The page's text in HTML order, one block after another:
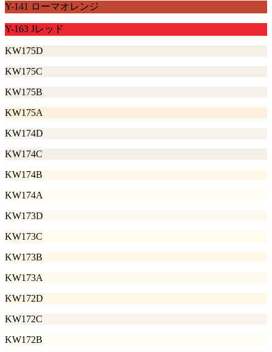
Y-141 ローマオレンジ
Y-163 Jレッド
KW175D
KW175C
KW175B
KW175A
KW174D
KW174C
KW174B
KW174A
KW173D
KW173C
KW173B
KW173A
KW172D
KW172C
KW172B